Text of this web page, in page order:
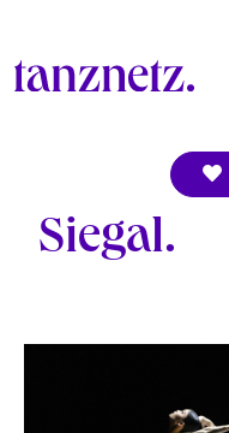
Siegal